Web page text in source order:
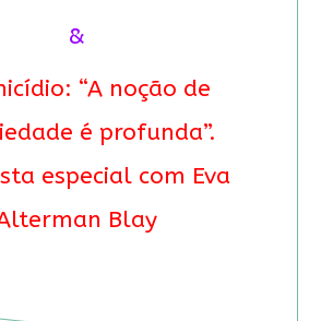
&
“A noção de
é profunda”.
especial com Eva
Blay